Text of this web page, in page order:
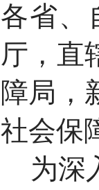
各省、
厅，直
障局，
社会保
为深